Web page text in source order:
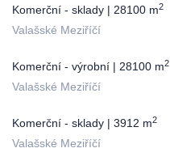
Komerční - sklady | 28100 m2
Valašské Meziříčí
Komerční - výrobní | 28100 m2
Valašské Meziříčí
Komerční - sklady | 3912 m2
Valašské Meziříčí